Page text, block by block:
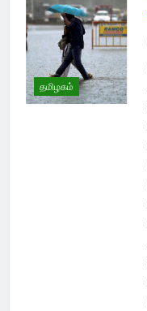
தமிழகம்